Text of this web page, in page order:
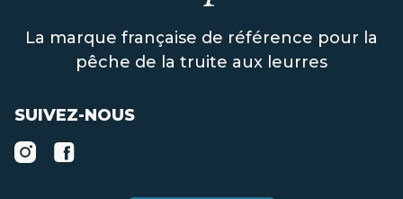
La marque française de référence pour la
pêche de la truite aux leurres
SUIVEZ-NOUS